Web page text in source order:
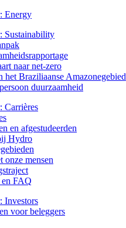
Energy
Sustainability
naar net-zero
het Braziliaanse Amazonegebied
duurzaamheid
Carrières
en afgestudeerden
Hydro
onze mensen
FAQ
Investors
voor beleggers